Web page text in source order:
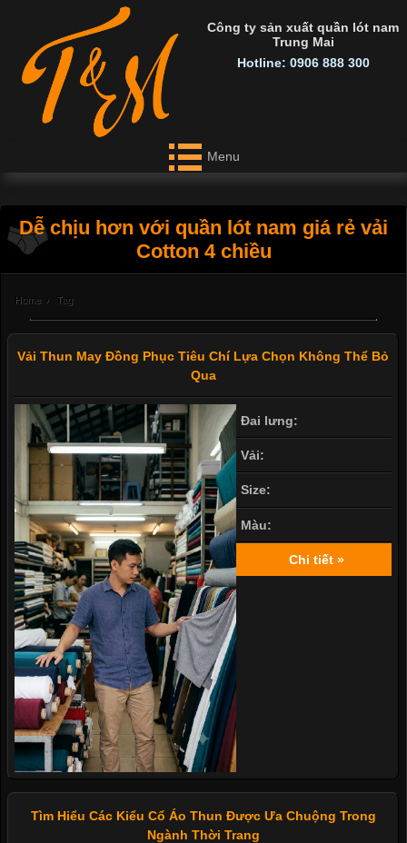
Công ty sản xuất quần lót nam
Trung Mai
Hotline: 0906 888 300
Menu
Dễ chịu hơn với quần lót nam giá rẻ vải
Cotton 4 chiều
Home › Tag
Vải Thun May Đồng Phục Tiêu Chí Lựa Chọn Không Thể Bỏ
Qua
Đai lưng:
Vải:
Size:
Màu:
Chi tiết »
Tìm Hiểu Các Kiểu Cổ Áo Thun Được Ưa Chuộng Trong
Ngành Thời Trang